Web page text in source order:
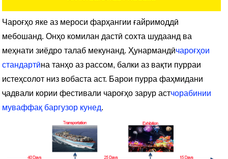
Чароғҳо яке аз мероси фарҳангии ғайримоддӣ
мебошанд. Онҳо комилан дастӣ сохта шудаанд ва
меҳнати зиёдро талаб мекунанд. Ҳунармандӣчароғҳои
стандартӣна танҳо аз рассом, балки аз вақти пурраи
истеҳсолот низ вобаста аст. Барои пурра фаҳмидани
ҷадвали кории фестивали чароғҳо зарур астчорабинии
муваффақ баргузор кунед.